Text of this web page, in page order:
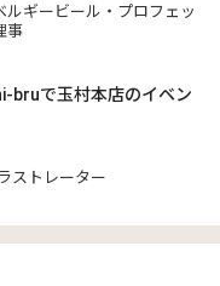
ルギービール・プロフェッ
事
bruで玉村本店のイベン
ストレーター